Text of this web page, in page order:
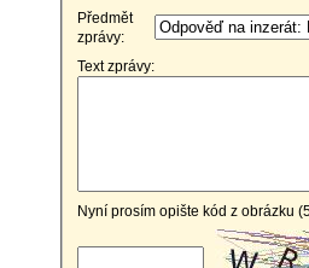
Předmět
zprávy:
Text zprávy:
Nyní prosím opište kód z obrázku